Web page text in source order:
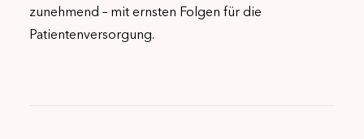
zunehmend – mit ernsten Folgen für die
Patientenversorgung.